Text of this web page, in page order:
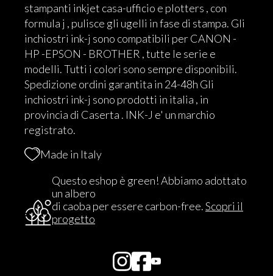
stampanti inkjet casa-ufficio e plotters , con
formula j , pulisce gli ugelli in fase di stampa. Gli
inchiostri ink-j sono compatibili per CANON -
HP -EPSON - BROTHER , tutte le serie e
modelli. Tutti i colori sono sempre disponibili.
Spedizione ordini garantita in 24-48h Gli
inchiostri ink-j sono prodotti in italia , in
provincia di Caserta . INK-J e' un marchio
registrato.
Made in Italy
Questo eshop è green! Abbiamo adottato
un albero
di caoba per essere carbon-free.Scopri il
progetto